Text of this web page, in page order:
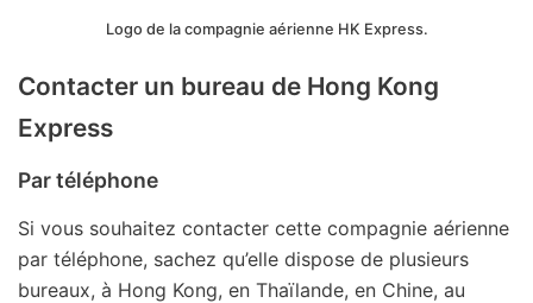
Logo de la compagnie aérienne HK Express.
Contacter un bureau de Hong Kong
Express
Par téléphone
Si vous souhaitez contacter cette compagnie aérienne
par téléphone, sachez qu’elle dispose de plusieurs
bureaux, à Hong Kong, en Thaïlande, en Chine, au